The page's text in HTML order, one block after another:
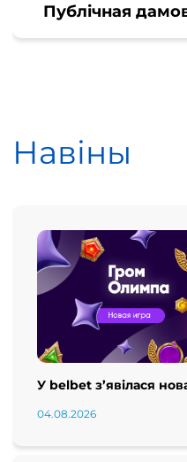
Публічная
Навіны
У belbet з’явілася
04.08.2026